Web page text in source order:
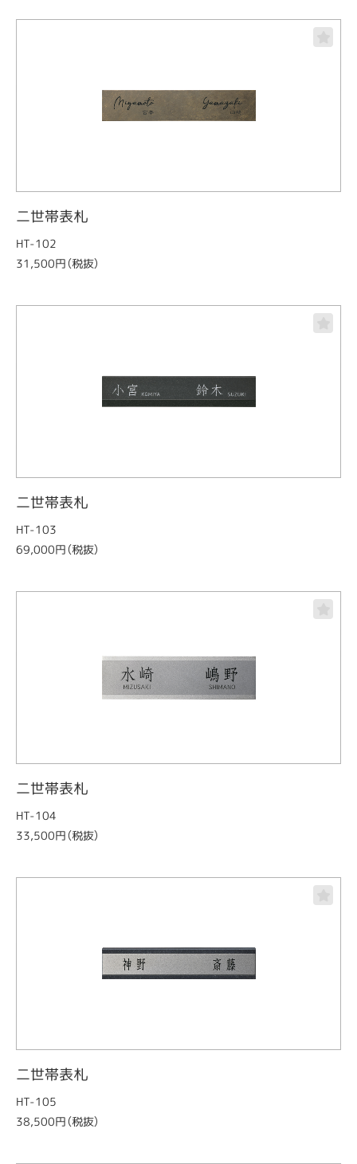
二世帯表札
HT-102
31,500円（税抜）
二世帯表札
HT-103
69,000円（税抜）
二世帯表札
HT-104
33,500円（税抜）
二世帯表札
HT-105
38,500円（税抜）